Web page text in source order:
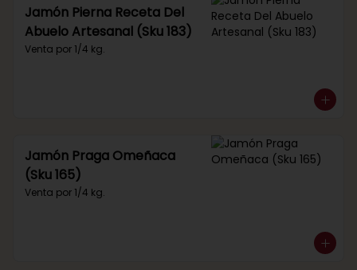
Jamón Pierna Receta Del
Abuelo Artesanal (Sku 183)
Venta por 1/4 kg.
Jamón Praga Omeñaca
(Sku 165)
Venta por 1/4 kg.